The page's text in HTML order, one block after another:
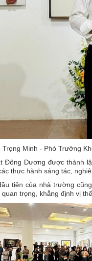
Trọng Minh - Phó Trưởng
Đông Dương được thành
thực hành sáng tác,
tiên của nhà trường
trọng, khẳng định vị